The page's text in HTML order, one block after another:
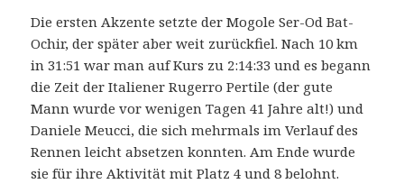
Die ersten Akzente setzte der Mogole Ser-Od Bat-
Ochir, der später aber weit zurückfiel. Nach 10 km
in 31:51 war man auf Kurs zu 2:14:33 und es begann
die Zeit der Italiener Rugerro Pertile (der gute
Mann wurde vor wenigen Tagen 41 Jahre alt!) und
Daniele Meucci, die sich mehrmals im Verlauf des
Rennen leicht absetzen konnten. Am Ende wurde
sie für ihre Aktivität mit Platz 4 und 8 belohnt.